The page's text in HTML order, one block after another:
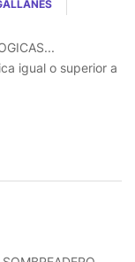
igual o superior a